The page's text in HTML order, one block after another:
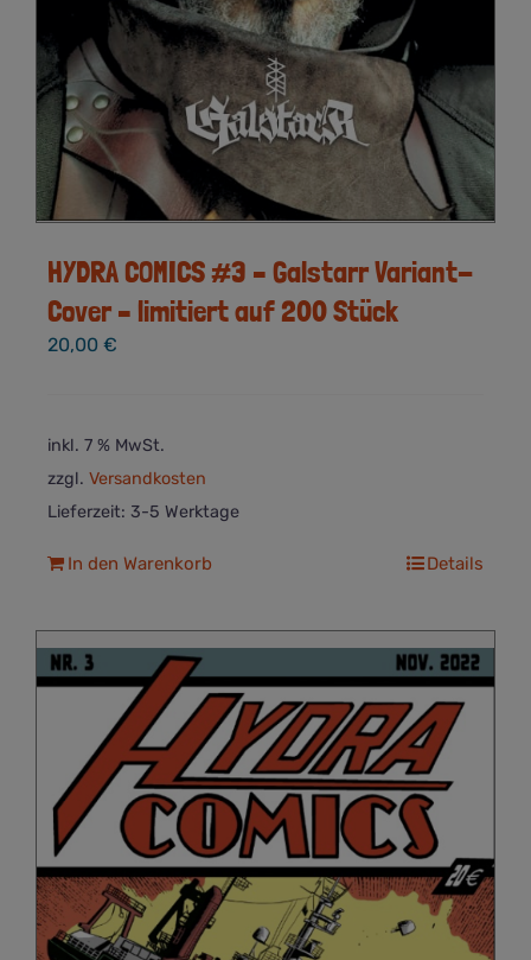
HYDRA COMICS #3 – Galstarr Variant-
Cover – limitiert auf 200 Stück
20,00 €
inkl. 7 % MwSt.
zzgl. Versandkosten
Lieferzeit: 3-5 Werktage
In den Warenkorb Details